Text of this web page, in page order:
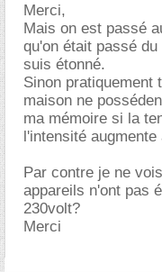
Merci,
Mais on est passé
qu'on était passé
suis étonné.
Sinon pratiquement
maison ne
ma mémoire si la
l'intensité augmente
Par contre je ne
appareils n'ont pas
230volt?
Merci